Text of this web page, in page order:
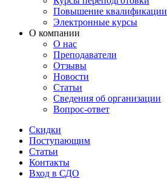
Повышение квалификации
Электронные курсы
О компании
О нас
Преподаватели
Отзывы
Новости
Статьи
Сведения об организации
Вопрос-ответ
Скидки
Поступающим
Статьи
Контакты
Вход в СДО